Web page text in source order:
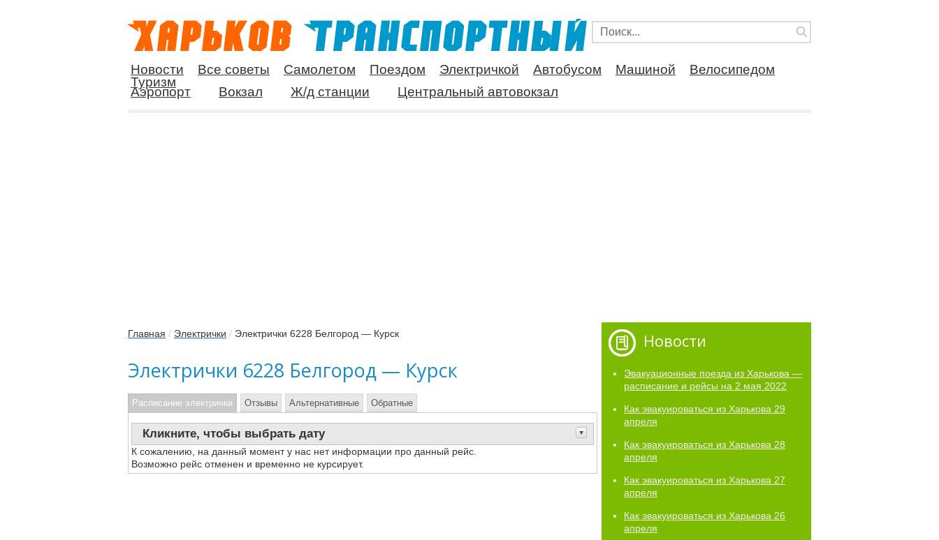
Новости Все советы Самолетом Поездом Электричкой Автобусом Машиной
Велосипедом
Туризм
Аэропорт Вокзал Ж/д станции Центральный автовокзал
Главная / Электрички / Электрички 6228 Белгород — Курск
Электрички 6228 Белгород — Курск
Расписание электрички
Кликните, чтобы выбрать дату
К сожалению, на данный момент у нас нет информации про данный рейс.
Возможно рейс отменен и временно не курсирует.
Отзывы Альтернативные Обратные
Новости
Эвакуационные поезда из Харькова —
расписание и рейсы на 2 мая 2022
Как эвакуироваться из Харькова 29
апреля
Как эвакуироваться из Харькова 28
апреля
Как эвакуироваться из Харькова 27
апреля
Как эвакуироваться из Харькова 26
апреля